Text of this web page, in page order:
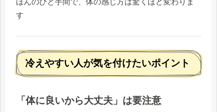
す
冷えやすい人が気を付けたいポイント
「体に良いから大丈夫」は要注意